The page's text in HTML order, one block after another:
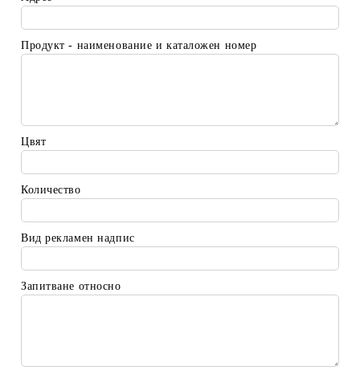
Продукт - наименование и каталожен номер
Цвят
Количество
Вид рекламен надпис
Запитване относно